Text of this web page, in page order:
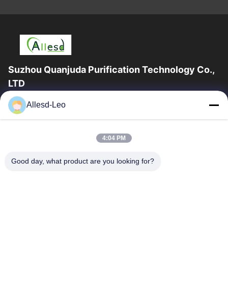
Suzhou Quanjuda Purification Technology Co.,
LTD
la experiencia 16years, como fabricante y un exportador
principales de ESD y los productos del recinto limpio,
Hogar
Productos
Allesd-Leo
4:04 PM
Good day, what product are you looking for?